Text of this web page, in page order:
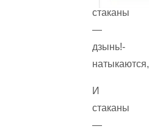
стаканы
—
дзынь!-
натыкаются,
И
стаканы
—